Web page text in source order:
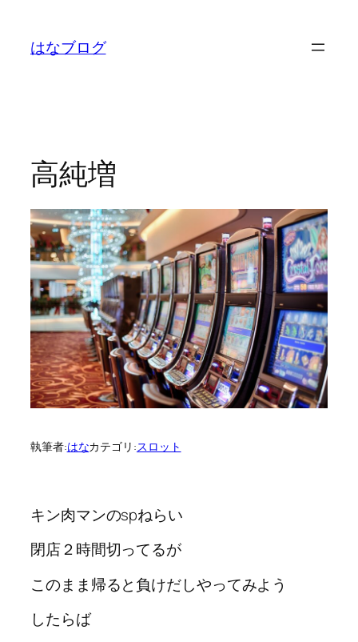
はなブログ
高純増
執筆者:はなカテゴリ:スロット
キン肉マンのspねらい
閉店２時間切ってるが
このまま帰ると負けだしやってみよう
したらば